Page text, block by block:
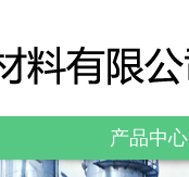
产品中心